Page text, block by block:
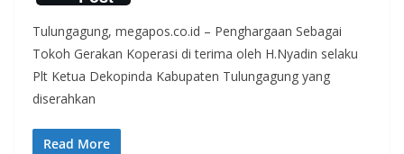
e
b
o
o
k
itt
er s
A
gr
a
Tulungagung, megapos.co.id – Penghargaan Sebagai
Tokoh Gerakan Koperasi di terima oleh H.Nyadin selaku
Plt Ketua Dekopinda Kabupaten Tulungagung yang
diserahkan
Read More